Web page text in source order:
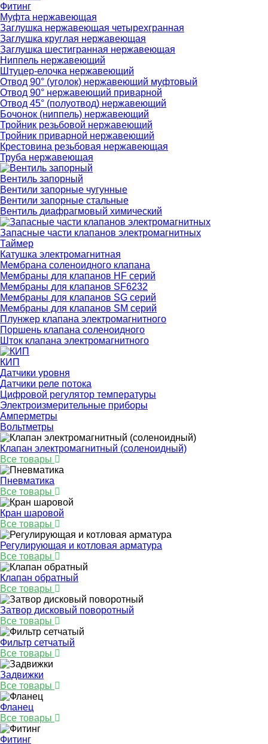
Фитинг
Муфта нержавеющая
Заглушка нержавеющая четырехгранная
Заглушка круглая нержавеющая
Заглушка шестигранная нержавеющая
Ниппель нержавеющий
Штуцер-елочка нержавеющий
Отвод 90° (уголок) нержавеющий муфтовый
Отвод 90° нержавеющий приварной
Отвод 45° (полуотвод) нержавеющий
Бочонок (ниппель) нержавеющий
Тройник резьбовой нержавеющий
Тройник приварной нержавеющий
Крестовина резьбовая нержавеющая
Труба нержавеющая
Вентиль запорный
Вентили запорные чугунные
Вентили запорные стальные
Вентиль диафрагмовый химический
Запасные части клапанов электромагнитных
Таймер
Катушка электромагнитная
Мембрана соленоидного клапана
Мембраны для клапанов HF серий
Мембраны для клапанов SF6232
Мембраны для клапанов SG серий
Мембраны для клапанов SM серий
Плунжер клапана электромагнитного
Поршень клапана соленоидного
Шток клапана электромагнитного
КИП
Датчики уровня
Датчики реле потока
Цифровой регулятор температуры
Электроизмерительные приборы
Амперметры
Вольтметры
Клапан электромагнитный (соленоидный)
Все товары
Пневматика
Все товары
Кран шаровой
Все товары
Регулирующая и котловая арматура
Все товары
Клапан обратный
Все товары
Затвор дисковый поворотный
Все товары
Фильтр сетчатый
Все товары
Задвижки
Все товары
Фланец
Все товары
Фитинг